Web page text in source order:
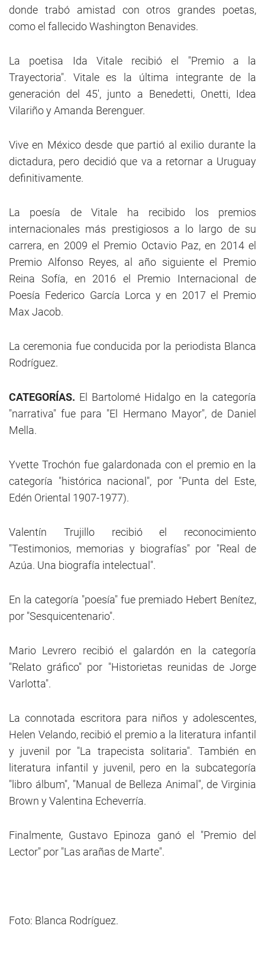
donde trabó amistad con otros grandes poetas,
como el fallecido Washington Benavides.
La poetisa Ida Vitale recibió el "Premio a la
Trayectoria". Vitale es la última integrante de la
generación del 45', junto a Benedetti, Onetti, Idea
Vilariño y Amanda Berenguer.
Vive en México desde que partió al exilio durante la
dictadura, pero decidió que va a retornar a Uruguay
definitivamente.
La poesía de Vitale ha recibido los premios
internacionales más prestigiosos a lo largo de su
carrera, en 2009 el Premio Octavio Paz, en 2014 el
Premio Alfonso Reyes, al año siguiente el Premio
Reina Sofía, en 2016 el Premio Internacional de
Poesía Federico García Lorca y en 2017 el Premio
Max Jacob.
La ceremonia fue conducida por la periodista Blanca
Rodríguez.
CATEGORÍAS. El Bartolomé Hidalgo en la categoría
"narrativa" fue para "El Hermano Mayor", de Daniel
Mella.
Yvette Trochón fue galardonada con el premio en la
categoría "histórica nacional", por "Punta del Este,
Edén Oriental 1907-1977).
Valentín Trujillo recibió el reconocimiento
"Testimonios, memorias y biografías" por "Real de
Azúa. Una biografía intelectual".
En la categoría "poesía" fue premiado Hebert Benítez,
por "Sesquicentenario".
Mario Levrero recibió el galardón en la categoría
"Relato gráfico" por "Historietas reunidas de Jorge
Varlotta".
La connotada escritora para niños y adolescentes,
Helen Velando, recibió el premio a la literatura infantil
y juvenil por "La trapecista solitaria". También en
literatura infantil y juvenil, pero en la subcategoría
"libro álbum", "Manual de Belleza Animal", de Virginia
Brown y Valentina Echeverría.
Finalmente, Gustavo Epinoza ganó el "Premio del
Lector" por "Las arañas de Marte".
Foto: Blanca Rodríguez.